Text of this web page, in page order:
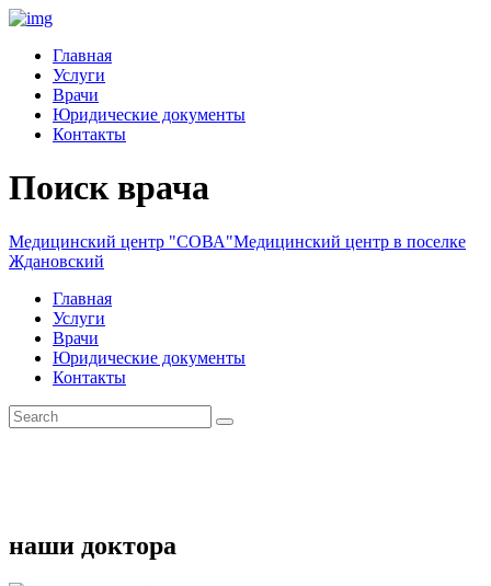
Главная
Услуги
Врачи
Юридические документы
Контакты
Поиск врача
Медицинский центр "СОВА"Медицинский центр в поселке
Ждановский
Главная
Услуги
Врачи
Юридические документы
Контакты
наши доктора